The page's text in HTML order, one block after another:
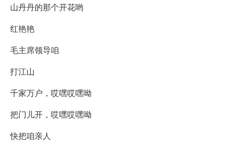
山丹丹的那个开花哟
红艳艳
毛主席领导咱
打江山
千家万户，哎嘿哎嘿呦
把门儿开，哎嘿哎嘿呦
快把咱亲人